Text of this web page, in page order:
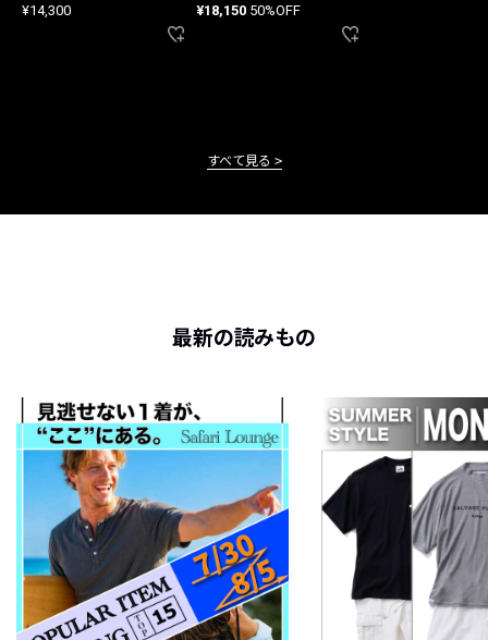
¥14,300 ¥18,150 50%OFF
すべて見る
最新の読みもの